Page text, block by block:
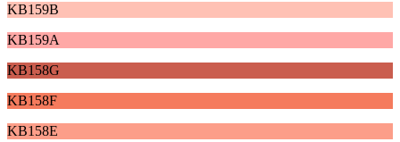
KB159B
KB159A
KB158G
KB158F
KB158E